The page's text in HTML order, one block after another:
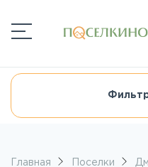
Главная Поселки